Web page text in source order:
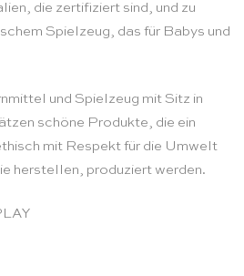
die zertifiziert sind, und zu
Spielzeug, das für Babys und
und Spielzeug mit Sitz in
schöne Produkte, die ein
mit Respekt für die Umwelt
herstellen, produziert werden.